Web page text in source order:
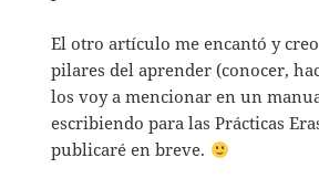
El otro artículo me encantó y
pilares del aprender (conocer,
los voy a mencionar en un
escribiendo para las Prácticas
publicaré en breve.